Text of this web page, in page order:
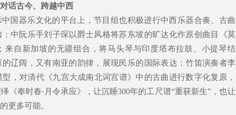
话古今、跨越中西
国器乐文化的平台上，节目组也积极进行中西乐器合奏、古曲
中阮乐手刘子琛以爵士风格将苏东坡的旷达化作原创曲目《莫
来自新加坡的无疆组合，将马头琴与印度塔布拉鼓、小提琴结
辽阔，又有南亚的韵律，展现民乐的国际表达；竹笛演奏者李
，对清代《九宫大成南北词宫谱》中的古曲进行数字化复原，
《奉时春·月令承应》，让沉睡300年的工尺谱“重获新生”，也让
更多可能。